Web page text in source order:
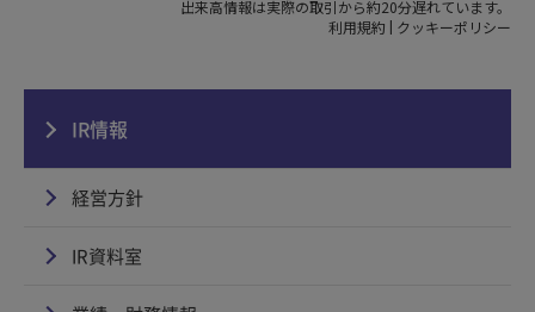
IR情報
経営方針
IR資料室